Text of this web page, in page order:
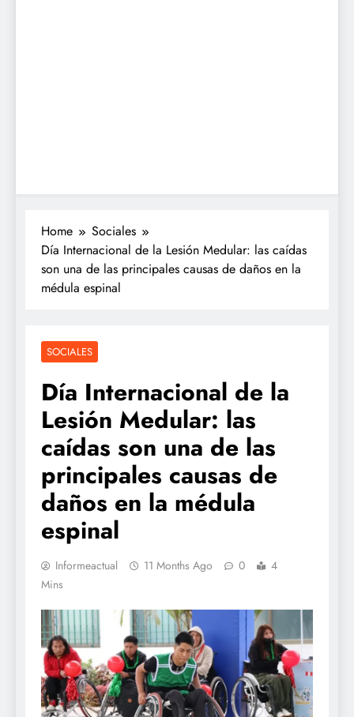
Home
Sociales
Día Internacional de la Lesión Medular: las caídas
son una de las principales causas de daños en la
médula espinal
SOCIALES
Día Internacional de la
Lesión Medular: las
caídas son una de las
principales causas de
daños en la médula
espinal
Informeactual 11 Months Ago 0
4
Mins